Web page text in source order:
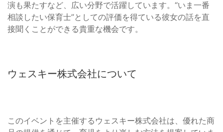
演も果たすなど、広い分野で活躍しています。“いま一番
相談したい保育士”としての評価を得ている彼女の話を直
接聞くことができる貴重な機会です。
ウェスキー株式会社について
このイベントを主催するウェスキー株式会社は、優れた商